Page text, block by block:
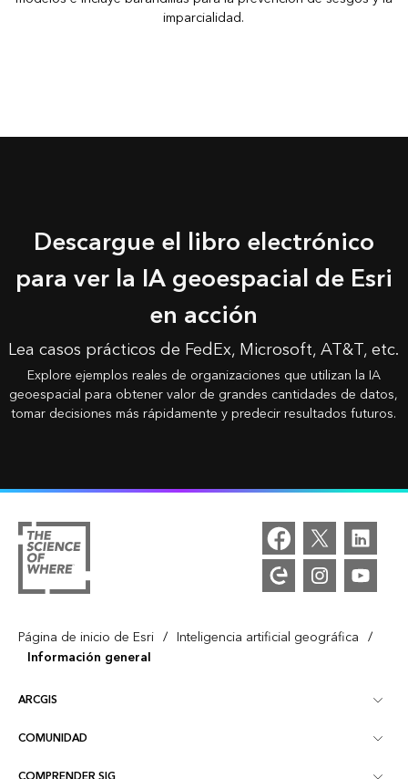
imparcialidad.
Descargue el libro electrónico
para ver la IA geoespacial de Esri
en acción
Lea casos prácticos de FedEx, Microsoft, AT&T, etc.
Explore ejemplos reales de organizaciones que utilizan la IA
geoespacial para obtener valor de grandes cantidades de datos,
tomar decisiones más rápidamente y predecir resultados futuros.
Página de inicio de Esri / Inteligencia artificial geográfica /
Información general
ARCGIS
Descripción general de ArcGIS
COMUNIDAD